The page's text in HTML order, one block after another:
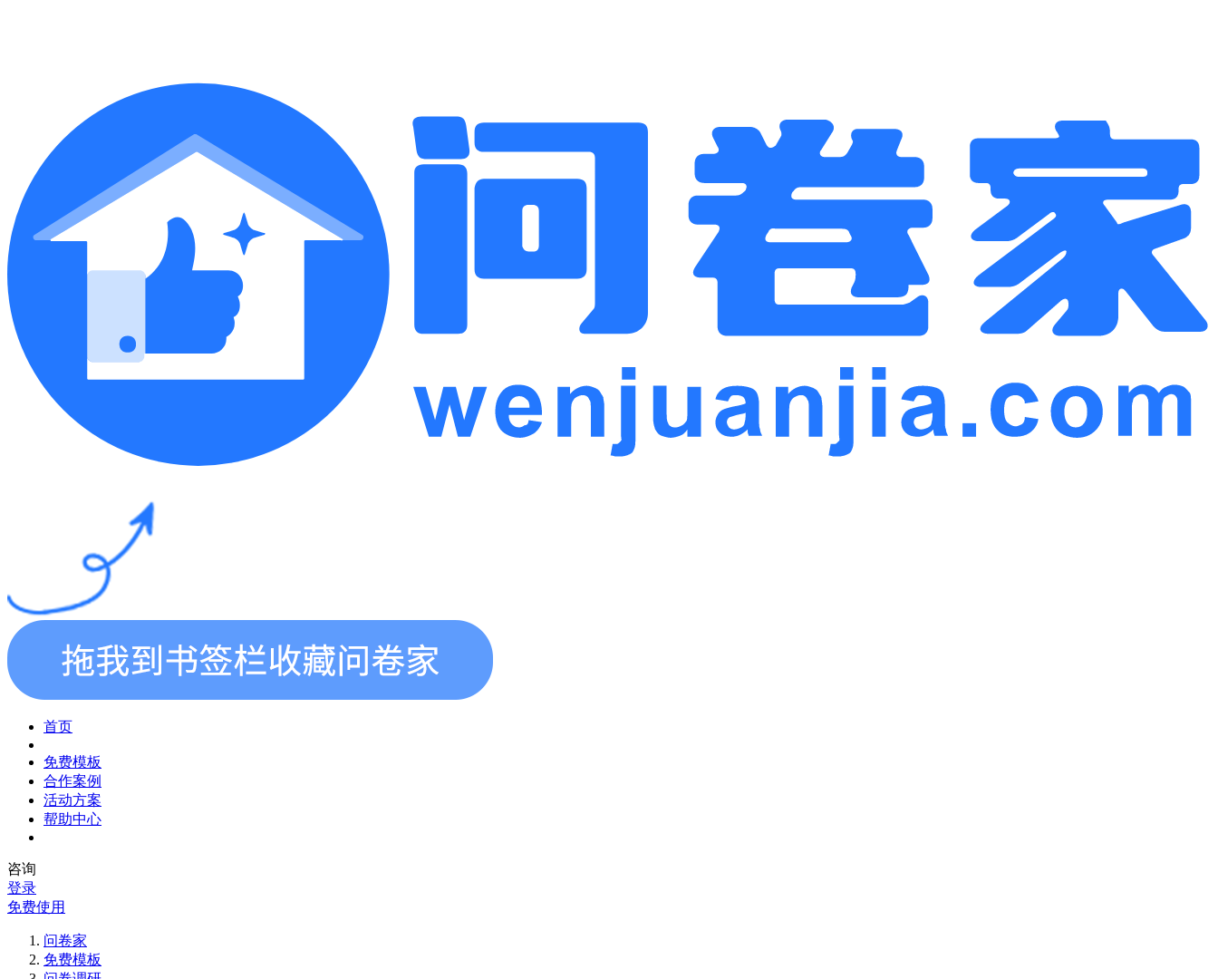
首页
免费模板
合作案例
活动方案
帮助中心
咨询
登录
免费使用
问卷家
免费模板